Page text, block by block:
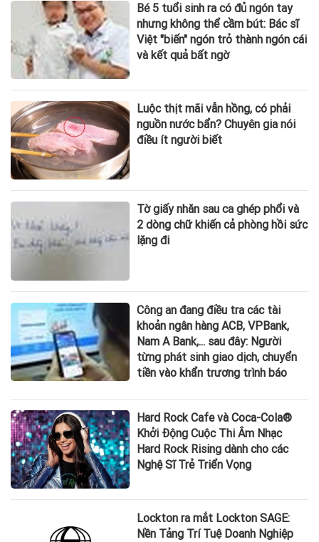
Bé 5 tuổi sinh ra có đủ ngón tay
nhưng không thể cầm bút: Bác sĩ
Việt "biến" ngón trỏ thành ngón cái
và kết quả bất ngờ
Luộc thịt mãi vẫn hồng, có phải
nguồn nước bẩn? Chuyên gia nói
điều ít người biết
Tờ giấy nhăn sau ca ghép phổi và
2 dòng chữ khiến cả phòng hồi sức
lặng đi
Công an đang điều tra các tài
khoản ngân hàng ACB, VPBank,
Nam A Bank,... sau đây: Người
từng phát sinh giao dịch, chuyển
tiền vào khẩn trương trình báo
Hard Rock Cafe và Coca-Cola®
Khởi Động Cuộc Thi Âm Nhạc
Hard Rock Rising dành cho các
Nghệ Sĩ Trẻ Triển Vọng
Lockton ra mắt Lockton SAGE:
Nền Tảng Trí Tuệ Doanh Nghiệp